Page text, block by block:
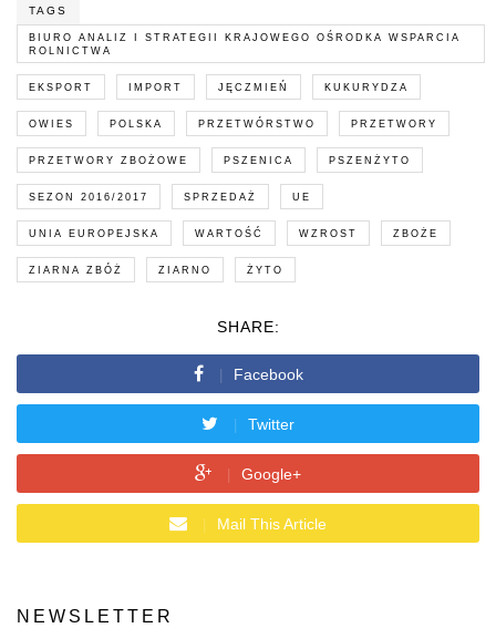
TAGS
BIURO ANALIZ I STRATEGII KRAJOWEGO OŚRODKA WSPARCIA
ROLNICTWA
EKSPORT IMPORT JĘCZMIEŃ KUKURYDZA
OWIES POLSKA PRZETWÓRSTWO PRZETWORY
PRZETWORY ZBOŻOWE PSZENICA PSZENŻYTO
SEZON 2016/2017 SPRZEDAŻ UE
UNIA EUROPEJSKA WARTOŚĆ WZROST ZBOŻE
ZIARNA ZBÓŻ ZIARNO ŻYTO
SHARE:
Facebook
Twitter
Google+
Mail This Article
NEWSLETTER